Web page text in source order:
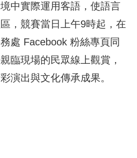
中實際運用客語，使語言
，競賽當日上午9時起，在
處 Facebook 粉絲專頁同
臨現場的民眾線上觀賞，
演出與文化傳承成果。